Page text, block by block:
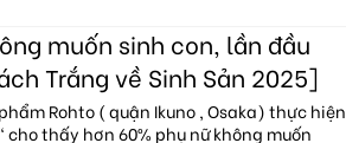
muốn sinh con, lần đầu
Trắng về Sinh Sản 2025]
Rohto ( quận Ikuno , Osaka) thực hiện
thấy hơn 60% phụ nữ không muốn